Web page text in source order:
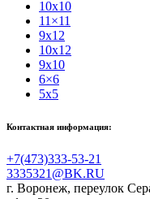
10x10
11×11
9x12
10x12
9x10
6×6
5x5
Контактная информация:
+7(473)333-53-21
3335321@BK.RU
г. Воронеж, переулок